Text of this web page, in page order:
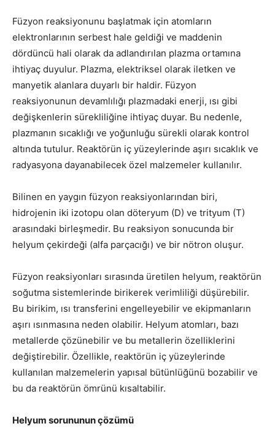
Füzyon reaksiyonunu başlatmak için atomların
elektronlarının serbest hale geldiği ve maddenin
dördüncü hali olarak da adlandırılan plazma ortamına
ihtiyaç duyulur. Plazma, elektriksel olarak iletken ve
manyetik alanlara duyarlı bir haldir. Füzyon
reaksiyonunun devamlılığı plazmadaki enerji, ısı gibi
değişkenlerin sürekliliğine ihtiyaç duyar. Bu nedenle,
plazmanın sıcaklığı ve yoğunluğu sürekli olarak kontrol
altında tutulur. Reaktörün iç yüzeylerinde aşırı sıcaklık ve
radyasyona dayanabilecek özel malzemeler kullanılır.
Bilinen en yaygın füzyon reaksiyonlarından biri,
hidrojenin iki izotopu olan döteryum (D) ve trityum (T)
arasındaki birleşmedir. Bu reaksiyon sonucunda bir
helyum çekirdeği (alfa parçacığı) ve bir nötron oluşur.
Füzyon reaksiyonları sırasında üretilen helyum, reaktörün
soğutma sistemlerinde birikerek verimliliği düşürebilir.
Bu birikim, ısı transferini engelleyebilir ve ekipmanların
aşırı ısınmasına neden olabilir. Helyum atomları, bazı
metallerde çözünebilir ve bu metallerin özelliklerini
değiştirebilir. Özellikle, reaktörün iç yüzeylerinde
kullanılan malzemelerin yapısal bütünlüğünü bozabilir ve
bu da reaktörün ömrünü kısaltabilir.
Helyum sorununun çözümü